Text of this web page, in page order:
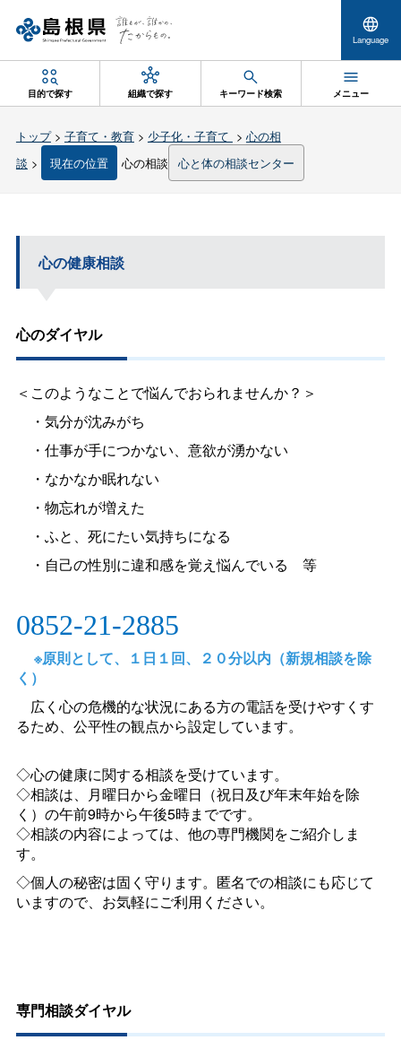
Language
目的で探す 組織で探す キーワード検索 メニュー
トップ> 子育て・教育> 少子化・子育て > 心の相
談 > 現在の位置 心の相談 心と体の相談センター
心の健康相談
心のダイヤル
＜このようなことで悩んでおられませんか？＞
・気分が沈みがち
・仕事が手につかない、意欲が湧かない
・なかなか眠れない
・物忘れが増えた
・ふと、死にたい気持ちになる
・自己の性別に違和感を覚え悩んでいる 等
0852-21-2885
※原則として、１日１回、２０分以内（新規相談を除
く）
広く心の危機的な状況にある方の電話を受けやすくす
るため、公平性の観点から設定しています。
◇心の健康に関する相談を受けています。
◇相談は、月曜日から金曜日（祝日及び年末年始を除
く）の午前9時から午後5時までです。
◇相談の内容によっては、他の専門機関をご紹介しま
す。
◇個人の秘密は固く守ります。匿名での相談にも応じて
いますので、お気軽にご利用ください。
専門相談ダイヤル